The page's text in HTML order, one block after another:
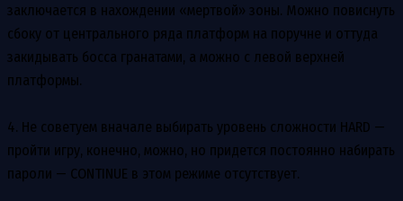
заключается в нахождении «мертвой» зоны. Можно повиснуть
сбоку от центрального ряда платформ на поручне и оттуда
закидывать босса гранатами, а можно с левой верхней
платформы.
4. Не советуем вначале выбирать уровень сложности HARD —
пройти игру, конечно, можно, но придется постоянно набирать
пароли — CONTINUE в этом режиме отсутствует.